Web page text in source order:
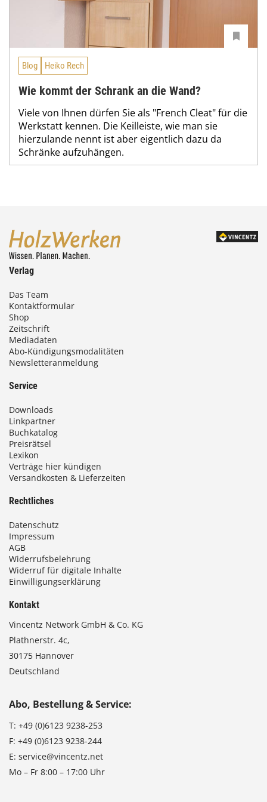
Blog Heiko Rech
Wie kommt der Schrank an die Wand?
Viele von Ihnen dürfen Sie als "French Cleat" für die
Werkstatt kennen. Die Keilleiste, wie man sie
hierzulande nennt ist aber eigentlich dazu da
Schränke aufzuhängen.
Verlag
Das Team
Kontaktformular
Shop
Zeitschrift
Mediadaten
Abo-Kündigungsmodalitäten
Newsletteranmeldung
Service
Downloads
Linkpartner
Buchkatalog
Preisrätsel
Lexikon
Verträge hier kündigen
Versandkosten & Lieferzeiten
Rechtliches
Datenschutz
Impressum
AGB
Widerrufsbelehrung
Widerruf für digitale Inhalte
Einwilligungserklärung
Kontakt
Vincentz Network GmbH & Co. KG
Plathnerstr. 4c,
30175 Hannover
Deutschland
Abo, Bestellung & Service:
T: +49 (0)6123 9238-253
F: +49 (0)6123 9238-244
E: service@vincentz.net
Mo – Fr 8:00 – 17:00 Uhr